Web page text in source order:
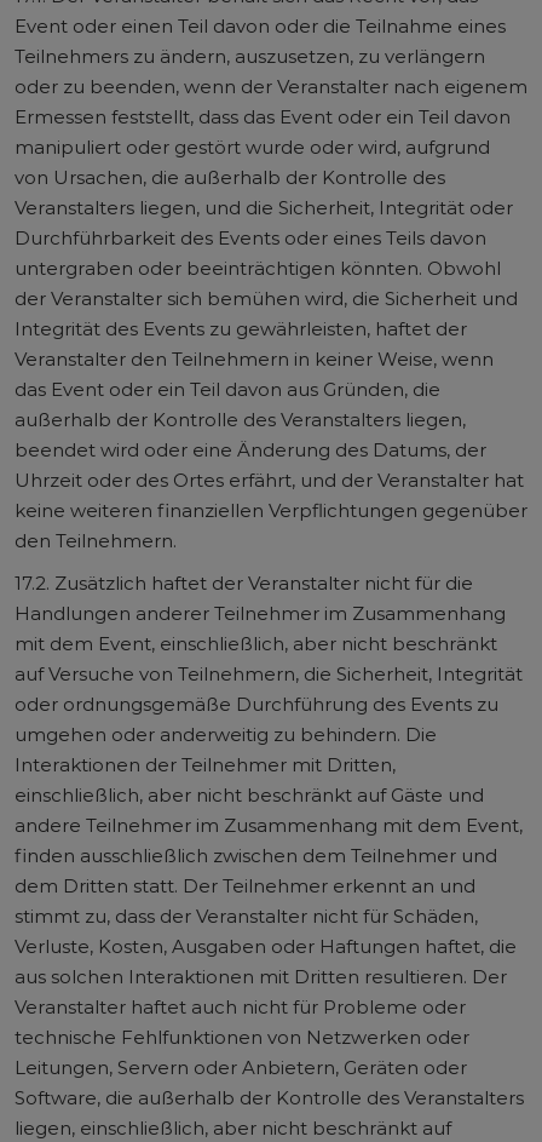
Event oder einen Teil davon oder die Teilnahme eines
Teilnehmers zu ändern, auszusetzen, zu verlängern
oder zu beenden, wenn der Veranstalter nach eigenem
Ermessen feststellt, dass das Event oder ein Teil davon
manipuliert oder gestört wurde oder wird, aufgrund
von Ursachen, die außerhalb der Kontrolle des
Veranstalters liegen, und die Sicherheit, Integrität oder
Durchführbarkeit des Events oder eines Teils davon
untergraben oder beeinträchtigen könnten. Obwohl
der Veranstalter sich bemühen wird, die Sicherheit und
Integrität des Events zu gewährleisten, haftet der
Veranstalter den Teilnehmern in keiner Weise, wenn
das Event oder ein Teil davon aus Gründen, die
außerhalb der Kontrolle des Veranstalters liegen,
beendet wird oder eine Änderung des Datums, der
Uhrzeit oder des Ortes erfährt, und der Veranstalter hat
keine weiteren finanziellen Verpflichtungen gegenüber
den Teilnehmern.
17.2. Zusätzlich haftet der Veranstalter nicht für die
Handlungen anderer Teilnehmer im Zusammenhang
mit dem Event, einschließlich, aber nicht beschränkt
auf Versuche von Teilnehmern, die Sicherheit, Integrität
oder ordnungsgemäße Durchführung des Events zu
umgehen oder anderweitig zu behindern. Die
Interaktionen der Teilnehmer mit Dritten,
einschließlich, aber nicht beschränkt auf Gäste und
andere Teilnehmer im Zusammenhang mit dem Event,
finden ausschließlich zwischen dem Teilnehmer und
dem Dritten statt. Der Teilnehmer erkennt an und
stimmt zu, dass der Veranstalter nicht für Schäden,
Verluste, Kosten, Ausgaben oder Haftungen haftet, die
aus solchen Interaktionen mit Dritten resultieren. Der
Veranstalter haftet auch nicht für Probleme oder
technische Fehlfunktionen von Netzwerken oder
Leitungen, Servern oder Anbietern, Geräten oder
Software, die außerhalb der Kontrolle des Veranstalters
liegen, einschließlich, aber nicht beschränkt auf